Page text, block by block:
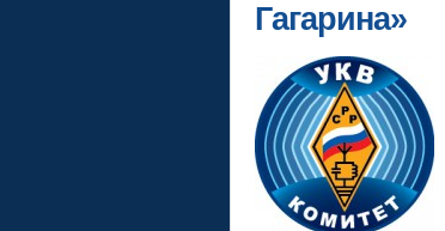
Гагарина»